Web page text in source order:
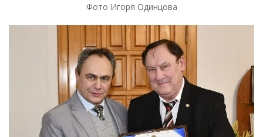
Фото Игоря Одинцова